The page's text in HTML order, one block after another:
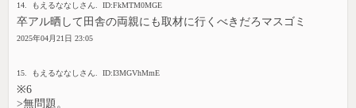
14. もえるななしさん. ID:FkMTM0MGE
卒アル晒して田舎の両親にも取材に行くべきだろマスゴミ
2025年04月21日 23:05
15. もえるななしさん. ID:I3MGVhMmE
※6
>無問題。